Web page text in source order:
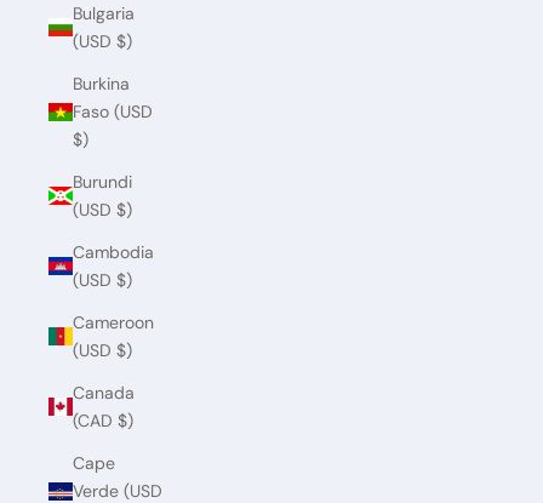
Bulgaria
(USD $)
Burkina
Faso (USD
$)
Burundi
(USD $)
Cambodia
(USD $)
Cameroon
(USD $)
Canada
(CAD $)
Cape
Verde (USD